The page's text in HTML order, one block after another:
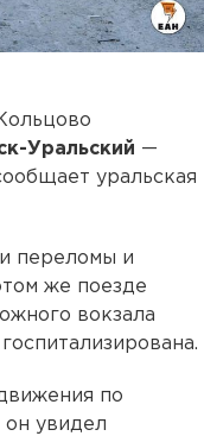
Уральский —
уральская
переломы и
же поезде
вокзала
по
он увидел